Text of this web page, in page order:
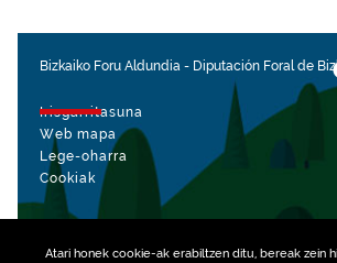
Atari honek cookie-ak erabiltzen ditu, bereak zein
Bizkaiko Foru Aldundia - Diputación Foral de
Irisgarritasuna
Web mapa
Lege-oharra
Cookiak